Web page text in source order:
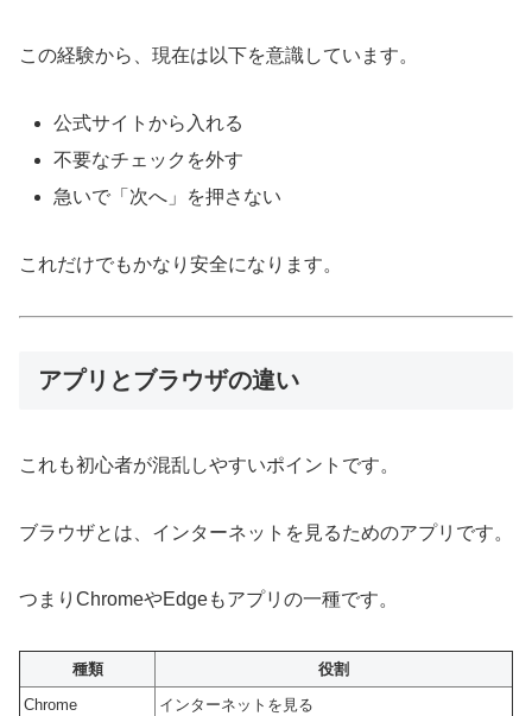
この経験から、現在は以下を意識しています。
公式サイトから入れる
不要なチェックを外す
急いで「次へ」を押さない
これだけでもかなり安全になります。
アプリとブラウザの違い
これも初心者が混乱しやすいポイントです。
ブラウザとは、インターネットを見るためのアプリです。
つまりChromeやEdgeもアプリの一種です。
種類
役割
Chrome
インターネットを見る